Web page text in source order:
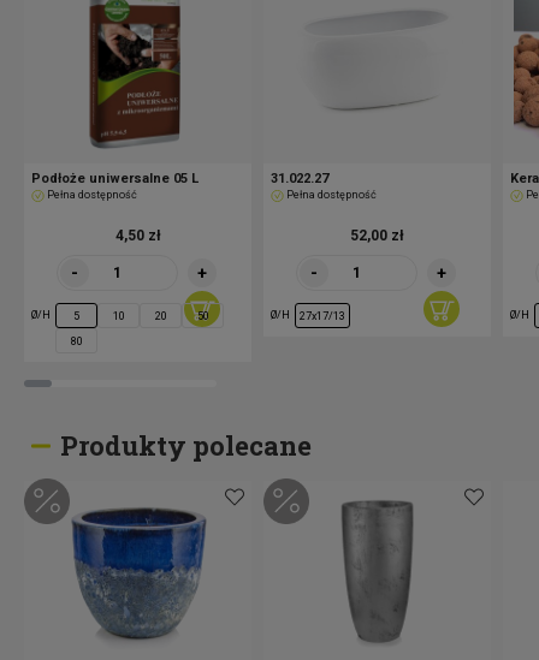
Podłoże uniwersalne 05 L
Pełna dostępność
4,50 zł
- +
Ø/H 5 10 20 50
80
31.022.27
Pełna dostępność
52,00 zł
- +
Ø/H 27x17/13 Ø/H
Produkty polecane